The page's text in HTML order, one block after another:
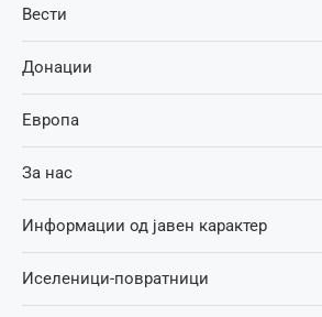
Вести
Донации
Европа
За нас
Информации од јавен карактер
Иселеници-повратници